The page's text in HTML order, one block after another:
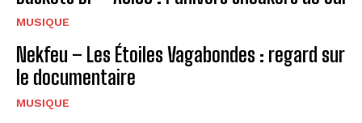
MUSIQUE
Nekfeu – Les Étoiles Vagabondes : regard sur
le documentaire
MUSIQUE